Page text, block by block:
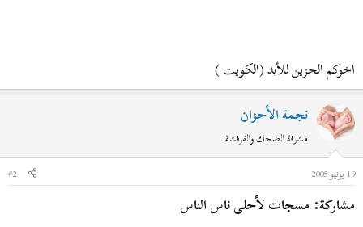
اخوكم الحزين للأبد (الكويت )
نجمة الأحزان
مشرفة الضحك والفرفشة
19 يونيو 2005
#2
مشاركة: مسجات لأحلى ناس الناس